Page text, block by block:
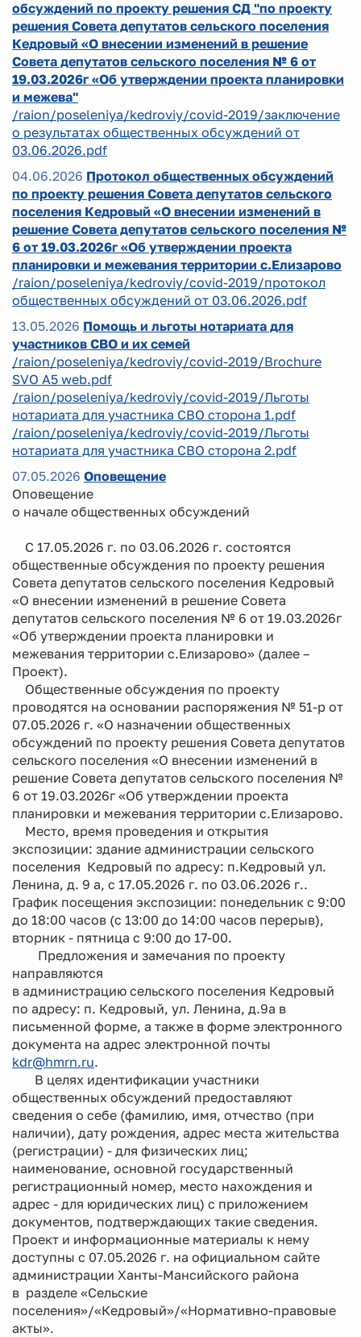
обсуждений по проекту решения СД "по проекту
решения Совета депутатов сельского поселения
Кедровый «О внесении изменений в решение
Совета депутатов сельского поселения № 6 от
19.03.2026г «Об утверждении проекта планировки
и межева"
/raion/poseleniya/kedroviy/covid-2019/заключение
о результатах общественных обсуждений от
03.06.2026.pdf
04.06.2026 Протокол общественных обсуждений
по проекту решения Совета депутатов сельского
поселения Кедровый «О внесении изменений в
решение Совета депутатов сельского поселения №
6 от 19.03.2026г «Об утверждении проекта
планировки и межевания территории с.Елизарово
/raion/poseleniya/kedroviy/covid-2019/протокол
общественных обсуждений от 03.06.2026.pdf
13.05.2026 Помощь и льготы нотариата для
участников СВО и их семей
/raion/poseleniya/kedroviy/covid-2019/Brochure
SVO A5 web.pdf
/raion/poseleniya/kedroviy/covid-2019/Льготы
нотариата для участника СВО сторона 1.pdf
/raion/poseleniya/kedroviy/covid-2019/Льготы
нотариата для участника СВО сторона 2.pdf
07.05.2026 Оповещение
Оповещение
о начале общественных обсуждений
С 17.05.2026 г. по 03.06.2026 г. состоятся
общественные обсуждения по проекту решения
Совета депутатов сельского поселения Кедровый
«О внесении изменений в решение Совета
депутатов сельского поселения № 6 от 19.03.2026г
«Об утверждении проекта планировки и
межевания территории с.Елизарово» (далее –
Проект).
Общественные обсуждения по проекту
проводятся на основании распоряжения № 51-р от
07.05.2026 г. «О назначении общественных
обсуждений по проекту решения Совета депутатов
сельского поселения «О внесении изменений в
решение Совета депутатов сельского поселения №
6 от 19.03.2026г «Об утверждении проекта
планировки и межевания территории с.Елизарово.
Место, время проведения и открытия
экспозиции: здание администрации сельского
поселения Кедровый по адресу: п.Кедровый ул.
Ленина, д. 9 а, с 17.05.2026 г. по 03.06.2026 г..
График посещения экспозиции: понедельник с 9:00
до 18:00 часов (с 13:00 до 14:00 часов перерыв),
вторник - пятница с 9:00 до 17-00.
Предложения и замечания по проекту
направляются
в администрацию сельского поселения Кедровый
по адресу: п. Кедровый, ул. Ленина, д.9а в
письменной форме, а также в форме электронного
документа на адрес электронной почты
kdr@hmrn.ru.
В целях идентификации участники
общественных обсуждений предоставляют
сведения о себе (фамилию, имя, отчество (при
наличии), дату рождения, адрес места жительства
(регистрации) - для физических лиц;
наименование, основной государственный
регистрационный номер, место нахождения и
адрес - для юридических лиц) с приложением
документов, подтверждающих такие сведения.
Проект и информационные материалы к нему
доступны с 07.05.2026 г. на официальном сайте
администрации Ханты-Мансийского района
в разделе «Сельские
поселения»/«Кедровый»/«Нормативно-правовые
акты».